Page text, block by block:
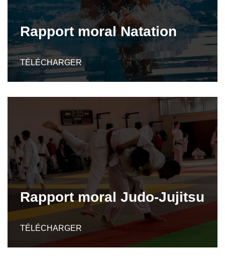
Rapport moral Natation
TÉLÉCHARGER
Rapport moral Judo-Jujitsu
TÉLÉCHARGER